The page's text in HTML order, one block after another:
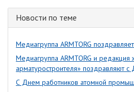
Новости по теме
Медиагруппа ARMTORG
Медиагруппа ARMTORG и редакция
арматуростроителя» поздравляют с
С Днем работников атомной